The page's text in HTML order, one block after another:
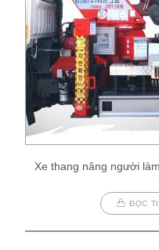
Xe thang nâng người
ĐỌC